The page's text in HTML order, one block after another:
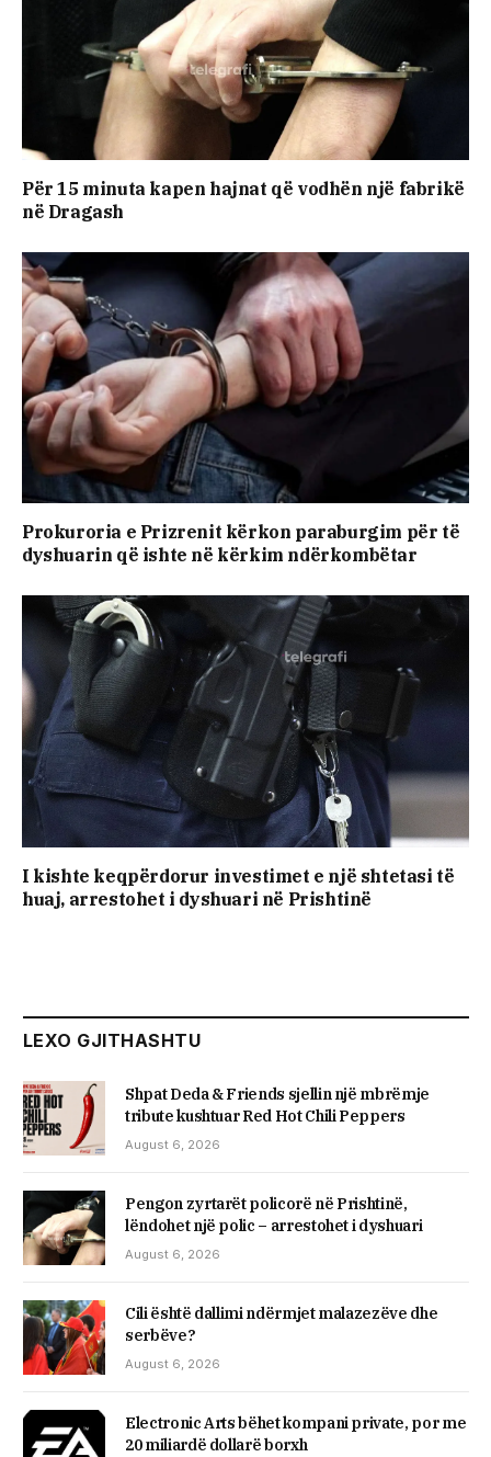
Për 15 minuta kapen hajnat që vodhën një fabrikë
në Dragash
Prokuroria e Prizrenit kërkon paraburgim për të
dyshuarin që ishte në kërkim ndërkombëtar
I kishte keqpërdorur investimet e një shtetasi të
huaj, arrestohet i dyshuari në Prishtinë
LEXO GJITHASHTU
Shpat Deda & Friends sjellin një mbrëmje
tribute kushtuar Red Hot Chili Peppers
August 6, 2026
Pengon zyrtarët policorë në Prishtinë,
lëndohet një polic – arrestohet i dyshuari
August 6, 2026
Cili është dallimi ndërmjet malazezëve dhe
serbëve?
August 6, 2026
Electronic Arts bëhet kompani private, por me
20 miliardë dollarë borxh